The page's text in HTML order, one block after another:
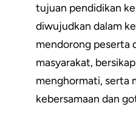
tujuan pendidikan
diwujudkan dalam
mendorong peserta
masyarakat,
menghormati, serta
kebersamaan dan